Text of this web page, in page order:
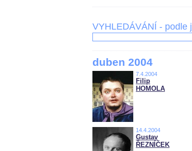
VYHLEDÁVÁNÍ - podle
duben 2004
7.4.2004
Filip
HOMOLA
14.4.2004
Gustav
ŘEZNÍČEK